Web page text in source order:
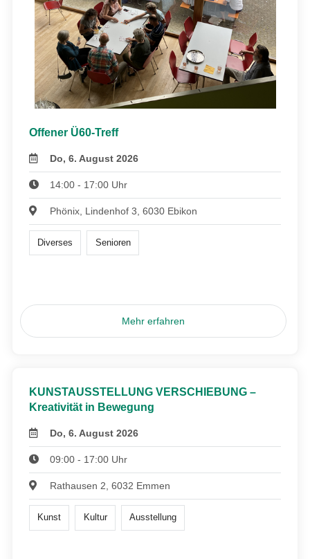
Offener Ü60-Treff
Do, 6. August 2026
14:00 - 17:00 Uhr
Phönix, Lindenhof 3, 6030 Ebikon
Diverses Senioren
Mehr erfahren
KUNSTAUSSTELLUNG VERSCHIEBUNG –
Kreativität in Bewegung
Do, 6. August 2026
09:00 - 17:00 Uhr
Rathausen 2, 6032 Emmen
Kunst Kultur Ausstellung